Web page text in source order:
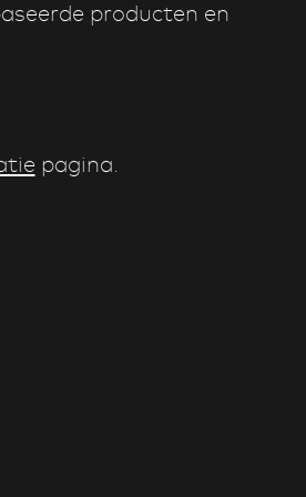
producten en
pagina.